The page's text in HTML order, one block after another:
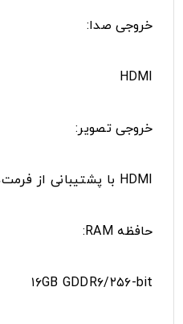
خروجی صدا:
HDMI
خروجی تصویر:
HDMI با پشتیبانی از فرمت‌های ۴K ۱۲۰Hz TVs ،HDR
حافظه RAM:
۱۶GB GDDR۶/۲۵۶-bit